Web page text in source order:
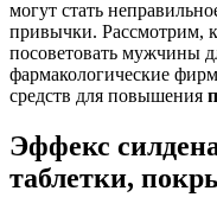
могут стать
привычки. Рассмотрим,
посоветовать мужчины
фармакологические
средств для повышения
Эффекс
таблетки,